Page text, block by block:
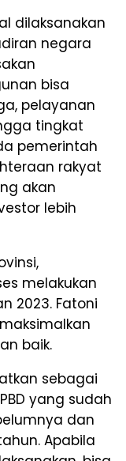
dilaksanakan
negara
bisa
pelayanan
tingkat
pemerintah
rakyat
akan
lebih
melakukan
2023. Fatoni
baik.
sebagai
yang sudah
dan
Apabila